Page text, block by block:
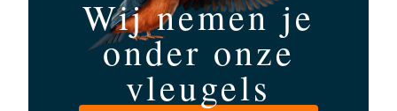
Wij nemen je
onder onze
vleugels